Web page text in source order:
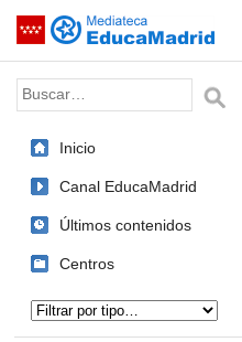
Saltar navegación
Palabra o frase:
Inicio
Canal EducaMadrid
Últimos contenidos
Centros